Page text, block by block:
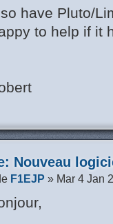
have Pluto/
to help if it
Nouveau
F1EJP » Mar 4 Jan